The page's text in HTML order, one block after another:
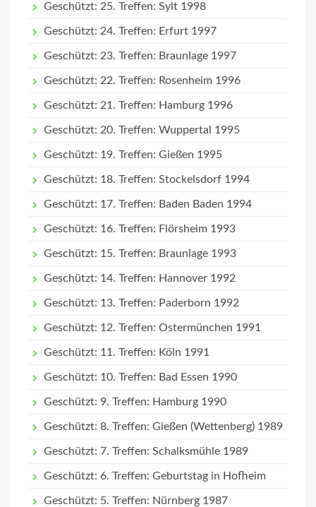
Geschützt: 25. Treffen: Sylt 1998
Geschützt: 24. Treffen: Erfurt 1997
Geschützt: 23. Treffen: Braunlage 1997
Geschützt: 22. Treffen: Rosenheim 1996
Geschützt: 21. Treffen: Hamburg 1996
Geschützt: 20. Treffen: Wuppertal 1995
Geschützt: 19. Treffen: Gießen 1995
Geschützt: 18. Treffen: Stockelsdorf 1994
Geschützt: 17. Treffen: Baden Baden 1994
Geschützt: 16. Treffen: Flörsheim 1993
Geschützt: 15. Treffen: Braunlage 1993
Geschützt: 14. Treffen: Hannover 1992
Geschützt: 13. Treffen: Paderborn 1992
Geschützt: 12. Treffen: Ostermünchen 1991
Geschützt: 11. Treffen: Köln 1991
Geschützt: 10. Treffen: Bad Essen 1990
Geschützt: 9. Treffen: Hamburg 1990
Geschützt: 8. Treffen: Gießen (Wettenberg) 1989
Geschützt: 7. Treffen: Schalksmühle 1989
Geschützt: 6. Treffen: Geburtstag in Hofheim
Geschützt: 5. Treffen: Nürnberg 1987